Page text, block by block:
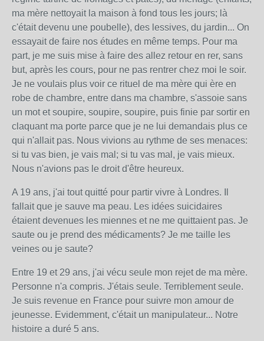
ma mère nettoyait la maison à fond tous les jours; là
c'était devenu une poubelle), des lessives, du jardin... On
essayait de faire nos études en même temps. Pour ma
part, je me suis mise à faire des allez retour en rer, sans
but, après les cours, pour ne pas rentrer chez moi le soir.
Je ne voulais plus voir ce rituel de ma mère qui ère en
robe de chambre, entre dans ma chambre, s'assoie sans
un mot et soupire, soupire, soupire, puis finie par sortir en
claquant ma porte parce que je ne lui demandais plus ce
qui n'allait pas. Nous vivions au rythme de ses menaces:
si tu vas bien, je vais mal; si tu vas mal, je vais mieux.
Nous n'avions pas le droit d'être heureux.
A 19 ans, j'ai tout quitté pour partir vivre à Londres. Il
fallait que je sauve ma peau. Les idées suicidaires
étaient devenues les miennes et ne me quittaient pas. Je
saute ou je prend des médicaments? Je me taille les
veines ou je saute?
Entre 19 et 29 ans, j'ai vécu seule mon rejet de ma mère.
Personne n'a compris. J'étais seule. Terriblement seule.
Je suis revenue en France pour suivre mon amour de
jeunesse. Evidemment, c'était un manipulateur... Notre
histoire a duré 5 ans.